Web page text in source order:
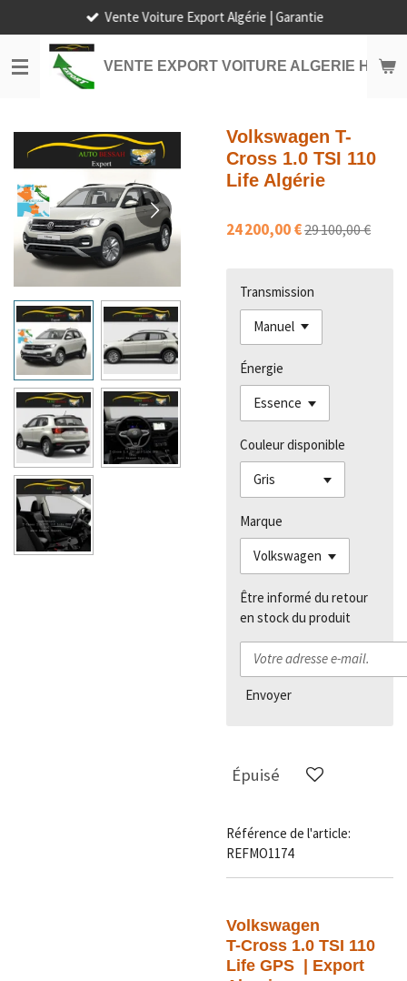
au
contenu
principal
VENTE EXPORT VOITURE ALGERIE HORS
Vente Voiture Export Algérie | Garantie
Volkswagen T-
Cross 1.0 TSI 110
Life Algérie
24 200,00 €29 100,00 €
Transmission
Énergie
Couleur disponible
Marque
Être informé du retour
en stock du produit
Envoyer
Épuisé
Référence de l'article:
REFMO1174
Volkswagen
T-Cross 1.0 TSI 110
Life GPS | Export